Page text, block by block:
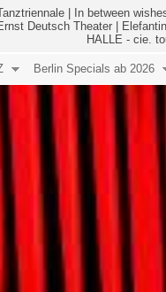
In between
Deutsch Theater
HALLE - cie.
Berlin Specials ab 2026